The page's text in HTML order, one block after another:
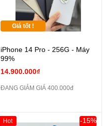
Giá tốt !
iPhone 14 Pro - 256G - Máy
99%
14.900.000₫
ĐANG GIẢM GIÁ 400.000đ
-15%
Hot